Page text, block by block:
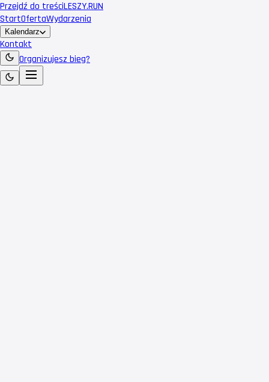
Przejdź do treściLESZY.RUN
StartOfertaWydarzenia
Kalendarz
Kontakt
Organizujesz bieg?